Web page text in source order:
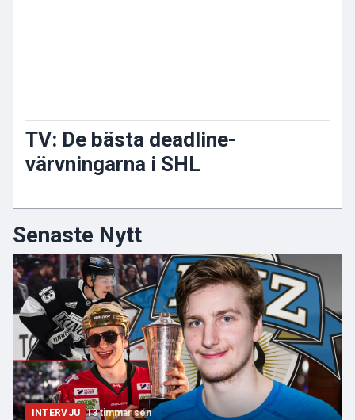
TV: De bästa deadline-
värvningarna i SHL
Senaste Nytt
INTERVJU 13 timmar sen